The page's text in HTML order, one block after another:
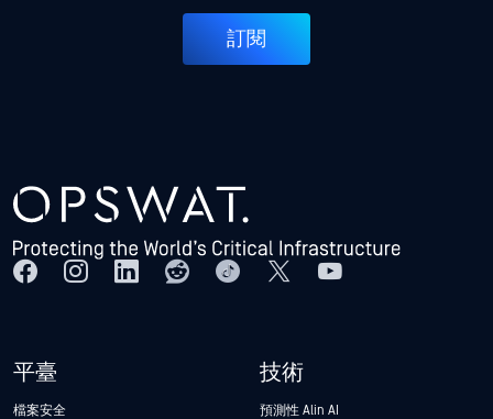
訂閱
平臺
檔案安全
技術
預測性 Alin AI